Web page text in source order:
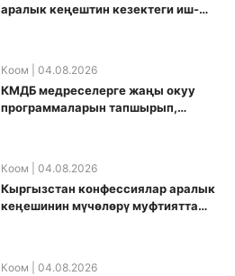
аралык кеңештин кезектеги иш-
Коом | 04.08.2026
КМДБ медреселерге жаңы окуу
программаларын тапшырып,
Коом | 04.08.2026
Кыргызстан конфессиялар аралык
кеӊешинин мүчөлөрү муфтиятта
Коом | 04.08.2026